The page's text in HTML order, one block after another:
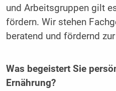
und Arbeitsgruppen gilt
fördern. Wir stehen
beratend und fördernd
Was begeistert Sie
Ernährung?